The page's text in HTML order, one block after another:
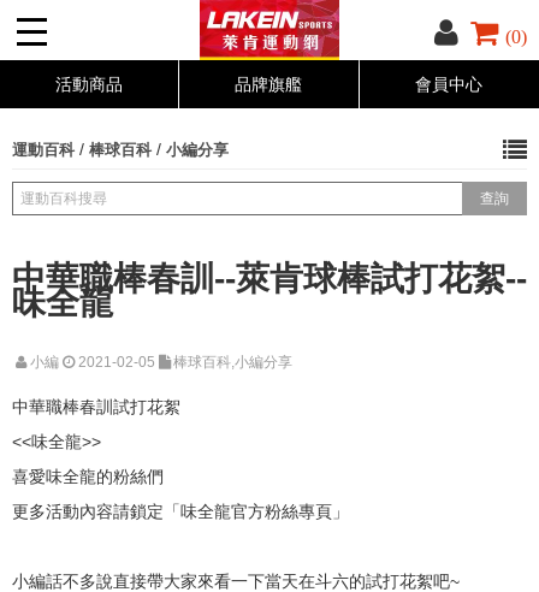
(0)
活動商品 品牌旗艦 會員中心
運動百科 / 棒球百科 / 小編分享
中華職棒春訓--萊肯球棒試打花絮--
味全龍
小編 2021-02-05 棒球百科,小編分享
中華職棒春訓試打花絮
<<味全龍>>
喜愛味全龍的粉絲們
更多活動內容請鎖定「味全龍官方粉絲專頁」
小編話不多說直接帶大家來看一下當天在斗六的試打花絮吧~